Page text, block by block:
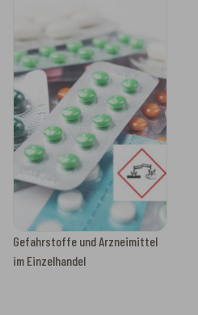
Gefahrstoffe und Arzneimittel
im Einzelhandel